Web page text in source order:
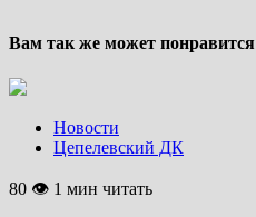
Вам так же может понравится
Новости
Цепелевский ДК
80 👁 1 мин читать